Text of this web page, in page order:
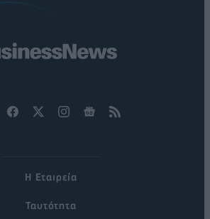
Η Εταιρεία
Ταυτότητα